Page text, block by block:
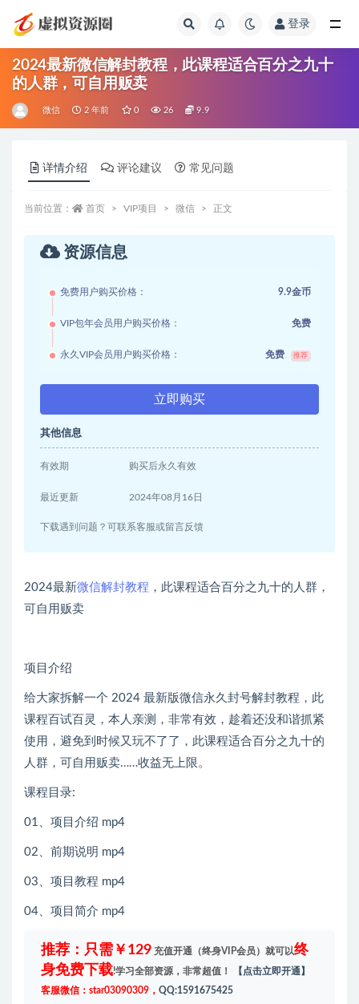
登录
2024最新微信解封教程，此课程适合百分之九十
的人群，可自用贩卖
微信 2 年前 0 26 9.9
详情介绍 评论建议 常见问题
当前位置： 首页 VIP项目 微信 正文
资源信息
免费用户购买价格： 9.9金币
VIP包年会员用户购买价格： 免费
永久VIP会员用户购买价格： 免费 推荐
立即购买
其他信息
有效期 购买后永久有效
最近更新 2024年08月16日
下载遇到问题？可联系客服或留言反馈
2024最新微信解封教程 ，此课程适合百分之九十的人群，
可自用贩卖
项目介绍
给大家拆解一个 2024 最新版微信永久封号解封教程，此
课程百试百灵，本人亲测，非常有效，趁着还没和谐抓紧
使用，避免到时候又玩不了了，此课程适合百分之九十的
人群，可自用贩卖……收益无上限。
课程目录:
01、项目介绍 mp4
02、前期说明 mp4
03、项目教程 mp4
04、项目简介 mp4
推荐：只需￥129 充值开通（终身VIP会员）就可以终
身免费下载!学习全部资源，非常超值！
【点击立即开通】
客服微信：star03090309， QQ:1591675425